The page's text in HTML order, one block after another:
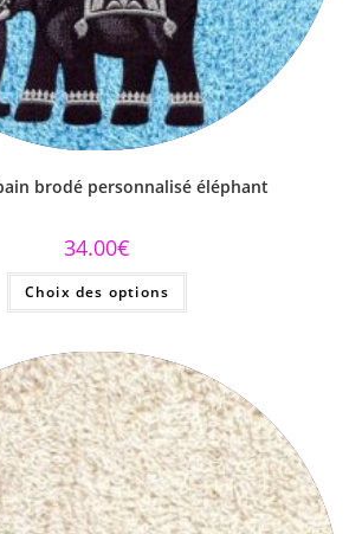
brodé personnalisé éléphant
34.00€
Choix des options